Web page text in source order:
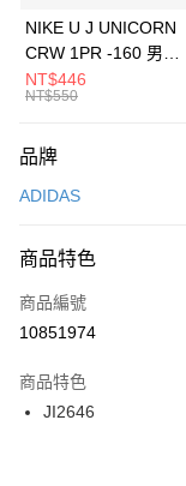
元大商業銀行
台灣樂天信用卡公司
全盈+PAY
AFTEE先享後付
【關於「AFTEE先享後付
便利好安心！
３．安心：先確認商品
【「AFTEE先享後付」
１．於結帳方式選擇「
２．訂單成立數日內，
３．收到繳費通知簡訊
ATM／網路銀行／等多
運送方式
每筆NT$100，滿
宅配
每筆NT$100，滿
NIKE U J UNICORN
CRW 1PR -160 男女
中統襪 FZ3393100
NT$446
NT$550
品牌
ADIDAS
商品特色
商品編號
10851974
商品特色
JI2646